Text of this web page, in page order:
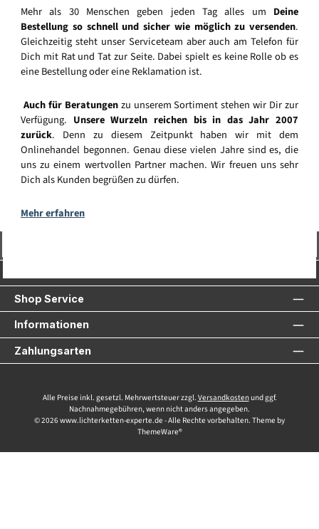
Mehr als 30 Menschen geben jeden Tag alles um Deine
Bestellung so schnell und sicher wie möglich zu versenden.
Gleichzeitig steht unser Serviceteam aber auch am Telefon für
Dich mit Rat und Tat zur Seite. Dabei spielt es keine Rolle ob es
eine Bestellung oder eine Reklamation ist.
Auch für Beratungenzu unserem Sortiment stehen wir Dir zur
Verfügung. Unsere Wurzeln reichen bis in das Jahr 2007
zurück. Denn zu diesem Zeitpunkt haben wir mit dem
Onlinehandel begonnen. Genau diese vielen Jahre sind es, die
uns zu einem wertvollen Partner machen. Wir freuen uns sehr
Dich als Kunden begrüßen zu dürfen.
Mehr erfahren
Shop Service
Informationen
Zahlungsarten
Alle Preise inkl. gesetzl. Mehrwertsteuer zzgl. Versandkostenund ggf.
Nachnahmegebühren, wenn nicht anders angegeben.
© 2026 www.lichterketten-experte.de - Alle Rechte vorbehalten. Theme by
ThemeWare®